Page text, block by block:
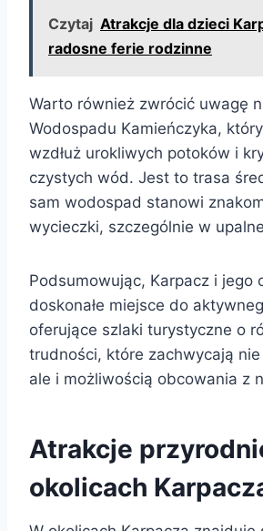
Czytaj Atrakcje dla dzieci
radosne ferie rodzinne
Warto również zwrócić uwagę
Wodospadu Kamieńczyka,
wzdłuż urokliwych potoków i
czystych wód. Jest to trasa
sam wodospad stanowi
wycieczki, szczególnie w
Podsumowując, Karpacz i jego
doskonałe miejsce do
oferujące szlaki turystyczne o
trudności, które zachwycają
ale i możliwością obcowania z
Atrakcje
okolicach